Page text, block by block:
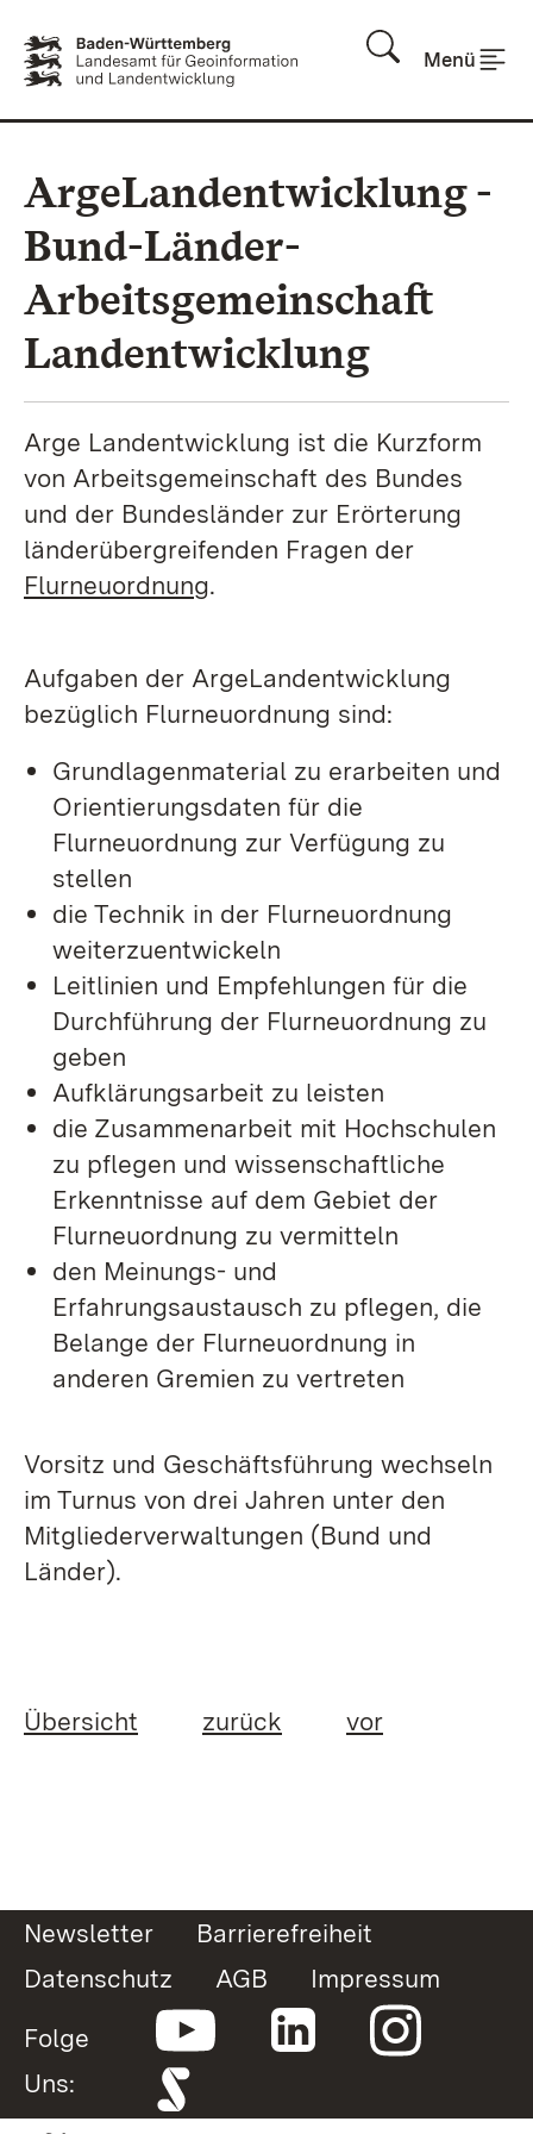
Menü
ArgeLandentwicklung -
Bund-Länder-
Arbeitsgemeinschaft
Landentwicklung
Arge Landentwicklung ist die Kurzform
von Arbeitsgemeinschaft des Bundes
und der Bundesländer zur Erörterung
länderübergreifenden Fragen der
Flurneuordnung.
Aufgaben der ArgeLandentwicklung
bezüglich Flurneuordnung sind:
Grundlagenmaterial zu erarbeiten und
Orientierungsdaten für die
Flurneuordnung zur Verfügung zu
stellen
die Technik in der Flurneuordnung
weiterzuentwickeln
Leitlinien und Empfehlungen für die
Durchführung der Flurneuordnung zu
geben
Aufklärungsarbeit zu leisten
die Zusammenarbeit mit Hochschulen
zu pflegen und wissenschaftliche
Erkenntnisse auf dem Gebiet der
Flurneuordnung zu vermitteln
den Meinungs- und
Erfahrungsaustausch zu pflegen, die
Belange der Flurneuordnung in
anderen Gremien zu vertreten
Vorsitz und Geschäftsführung wechseln
im Turnus von drei Jahren unter den
Mitgliederverwaltungen (Bund und
Länder).
Übersicht zurück vor
Newsletter
Barrierefreiheit
Datenschutz
AGB
Impressum
Folge
Uns: